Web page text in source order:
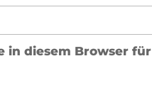
in diesem Browser